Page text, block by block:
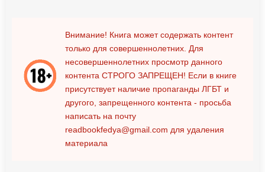
Внимание! Книга может содержать контент
только для совершеннолетних. Для
несовершеннолетних просмотр данного
контента СТРОГО ЗАПРЕЩЕН! Если в книге
присутствует наличие пропаганды ЛГБТ и
другого, запрещенного контента - просьба
написать на почту
readbookfedya@gmail.com для удаления
материала